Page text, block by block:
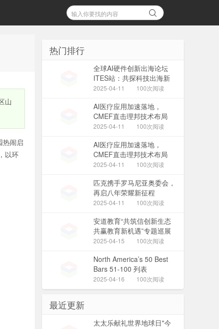
山
热闹启
以环
热门排行
全球AI硬件创新出海论坛
ITES站：共探科技出海新
机遇
2025-04-11 100次阅读
AI医疗应用加速落地，
CMEF直击理邦技术布局
2025-04-11 100次阅读
AI医疗应用加速落地，
CMEF直击理邦技术布局
2025-04-11 100次阅读
匹克携手罗马尼亚奥委会，
再启八年荣耀新征程
2025-04-11 100次阅读
安道教育“共筑信创新生态
共赢教育新机遇”专题巡展
系列活动 ——邯郸站圆满
2025-04-15 100次阅读
North America’s 50 Best
Bars 51-100 列表
2025-04-16 100次阅读
最近更新
太太乐献礼世界地球日"今